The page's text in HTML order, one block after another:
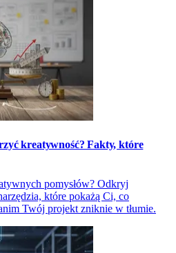
kreatywność? Fakty, które
pomysłów? Odkryj
które pokażą Ci, co
Twój projekt zniknie w tłumie.